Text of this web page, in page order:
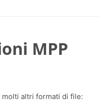
MPP
altri formati di file: